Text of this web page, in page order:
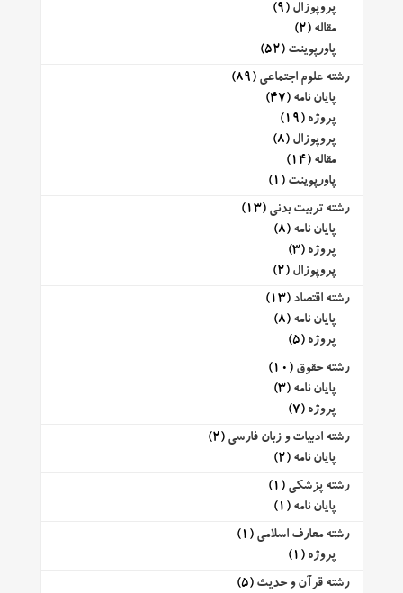
پروپوزال (9)
مقاله (2)
پاورپوینت (52)
رشته علوم اجتماعی (89)
پایان نامه (47)
پروژه (19)
پروپوزال (8)
مقاله (14)
پاورپوینت (1)
رشته تربیت بدنی (13)
پایان نامه (8)
پروژه (3)
پروپوزال (2)
رشته اقتصاد (13)
پایان نامه (8)
پروژه (5)
رشته حقوق (10)
پایان نامه (3)
پروژه (7)
رشته ادبیات و زبان فارسی (2)
پایان نامه (2)
رشته پزشکی (1)
پایان نامه (1)
رشته معارف اسلامی (1)
پروژه (1)
رشته قرآن و حدیث (5)